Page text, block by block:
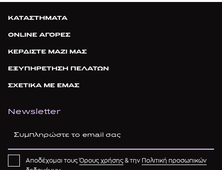
ΚΑΤΑΣΤΗΜΑΤΑ
ONLINE ΑΓΟΡΕΣ
ΚΕΡΔΙΣΤΕ ΜΑΖΙ ΜΑΣ
ΕΞΥΠΗΡΕΤΗΣΗ ΠΕΛΑΤΩΝ
ΣΧΕΤΙΚΑ ΜΕ ΕΜΑΣ
Newsletter
Αποδέχομαι τουςΌρους χρήσης & την Πολιτική προσωπικών